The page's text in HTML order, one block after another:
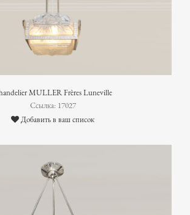
MULLER Frères Luneville
Ссылка: 17027
Добавить в ваш список